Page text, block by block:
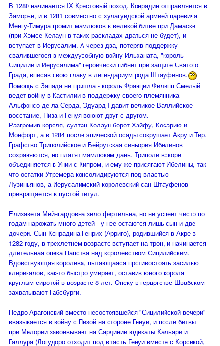
В 1280 начинается IX Крестовый поход. Конрадин отправляется в
Заморье, и в 1281 совместно с хулагуидской армией царевича
Менгу-Тимура громит мамлюков в великой битве при Дамаске
(при Хомсе Келаун в таких раскладах драться не будет), и
вступает в Иерусалим. А через два, потеряв поддержку
свалившегося в междуусобную войну Ильханата, "король
Сицилии и Иерусалима" героически гибнет при защите Святого
Града, вписав свою главу в легендариум рода Штауфенов.
Помощь с Запада не пришла - король Франции Филипп Смелый
ведет войну в Кастилии в поддержку своего племянника
Альфонсо де ла Серда, Эдуард I давит великое Валлийское
восстание, Пиза и Генуя воюют друг с другом.
Разгромив короля, султан Келаун берет Хайфу, Кесарию и
Монфорт, а в 1284 после эпической осады сокрушает Акру и Тир.
Графство Триполийское и Бейрутская синьория Ибелинов
сохраняются, но платят мамлюкам дань. Триполи вскоре
объединяется в Унии с Кипром, и ему же присягают Ибелины, так
что остатки Утремера консолидируются под властью
Лузиньянов, а Иерусалимский королевский сан Штауфенов
превращается в пустой титул.
Елизавета Мейнгардовна зело фертильна, но не успеет чисто по
годам нарожать много детей - у нее остаются лишь сын и две
дочери. Сын Конрадина Генрих (Арриго), родившийся в Акре в
1282 году, в трехлетнем возрасте вступает на трон, и начинается
длительная опека Папства над королевством Сицилийским.
Вдовствующая королева, пытающаяся противостоять засилью
клерикалов, как-то быстро умирает, оставив юного короля
круглым сиротой в возрасте 8 лет. Опеку в герцогстве Швабском
захватывают Габсбурги.
Педро Арагонский вместо несостоявшейся "Сицилийской вечери"
ввязывается в войну с Пизой на стороне Генуи, и после битвы
при Мелории завоевывает на Сардинии юдикаты Кальяри и
Галлура (Логудоро отходит под власть Генуи вместе с Корсикой,